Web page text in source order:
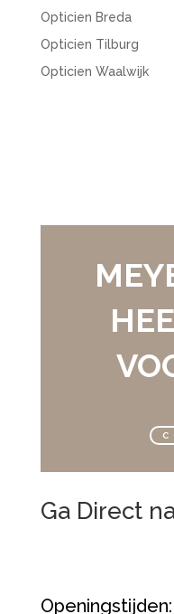
Opticien Breda
Opticien Tilburg
Opticien Waalwijk
Ga Direct
Openingstijden: